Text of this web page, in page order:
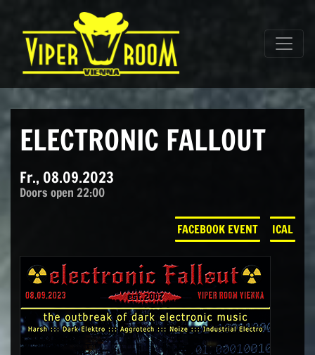
Hauptnavigation
ELECTRONIC FALLOUT
Fr., 08.09.2023
Doors open 22:00
FACEBOOK EVENT ICAL